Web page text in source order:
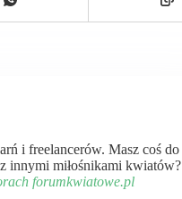
i freelancerów. Masz coś do
innymi miłośnikami kwiatów?
forumkwiatowe.pl